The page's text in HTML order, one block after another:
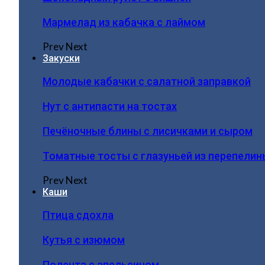
Мармелад из кабачка с лаймом
PrevNext
Закуски
Молодые кабачки с салатной заправкой
Нут с антипасти на тостах
Печёночные блины с лисичками и сыром
Томатные тосты с глазуньей из
PrevNext
Каши
Птица сдохла
Кутья с изюмом